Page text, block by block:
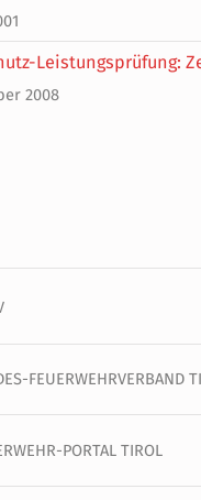
Leistungsprüfung:
2008
FEUERWEHRVERBAND
PORTAL TIROL